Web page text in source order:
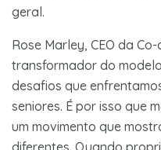
geral.
Rose Marley, CEO da
transformador do
desafios que
seniores. É por isso que
um movimento que
diferentes. Quando